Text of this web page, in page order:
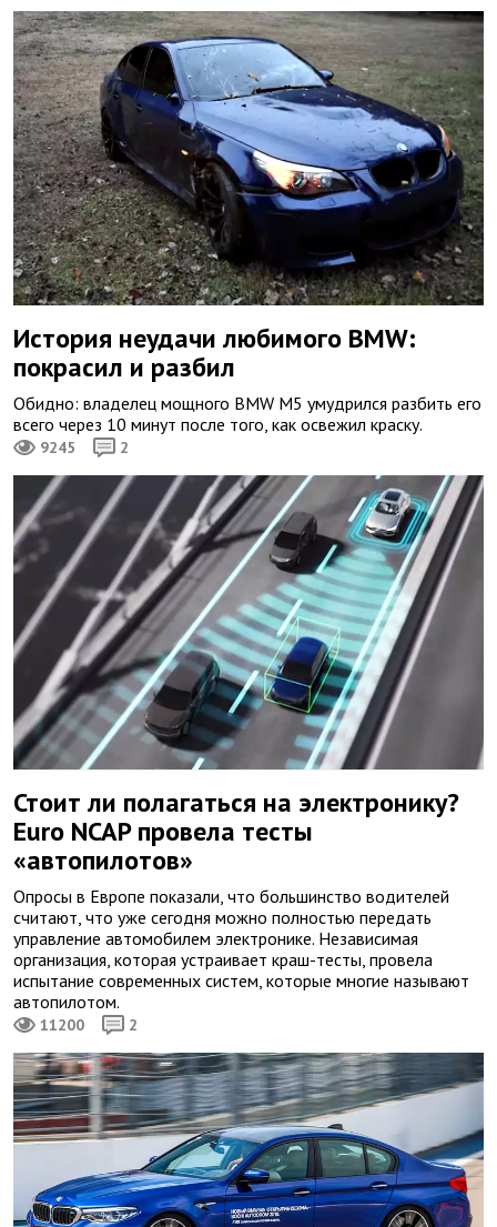
История неудачи любимого BMW:
покрасил и разбил
Обидно: владелец мощного BMW M5 умудрился разбить его
всего через 10 минут после того, как освежил краску.
9245 2
Стоит ли полагаться на электронику?
Euro NCAP провела тесты
«автопилотов»
Опросы в Европе показали, что большинство водителей
считают, что уже сегодня можно полностью передать
управление автомобилем электронике. Независимая
организация, которая устраивает краш-тесты, провела
испытание современных систем, которые многие называют
автопилотом.
11200 2